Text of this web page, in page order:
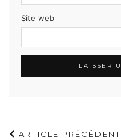
Site web
ARTICLE PRÉCÉDENT